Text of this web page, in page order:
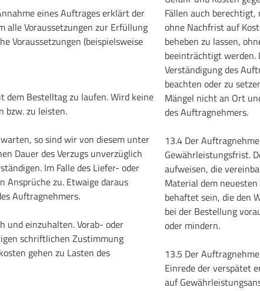
eines Auftrages erklärt der
alle Voraussetzungen zur Erfüllung
Voraussetzungen (beispielsweise
Bestelltag zu laufen. Wird keine
bzw. zu leisten.
so sind wir von diesem unter
Dauer des Verzugs unverzüglich
Im Falle des Liefer- oder
Ansprüche zu. Etwaige daraus
Auftragnehmers.
und einzuhalten. Vorab- oder
schriftlichen Zustimmung
gehen zu Lasten des
Fällen auch
ohne Nachfrist auf
beheben zu lassen,
beeinträchtigt werden.
Verständigung des
beachten oder zu
Mängel nicht an Ort
des Auftragnehmers.
13.4 Der
Gewährleistungsfrist.
aufweisen, die
Material dem
behaftet sein, die den
bei der Bestellung
oder mindern.
13.5 Der
Einrede der verspätet
auf